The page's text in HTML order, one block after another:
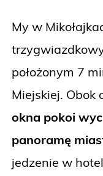
My w
położonym 7
Miejskiej. Obok
okna pokoi
panoramę
jedzenie w